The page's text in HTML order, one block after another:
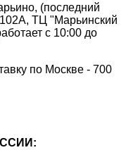
(последний
ТЦ "Марьинский
с 10:00 до
по Москве - 700